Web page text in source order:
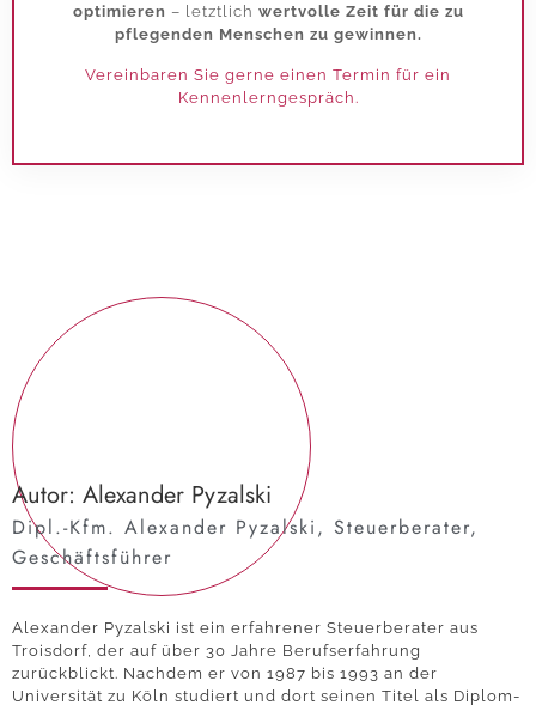
optimieren – letztlich wertvolle Zeit für die zu
pflegenden Menschen zu gewinnen.
Vereinbaren Sie gerne einen Termin für ein
Kennenlerngespräch.
Autor: Alexander Pyzalski
Dipl.-Kfm. Alexander Pyzalski, Steuerberater,
Geschäftsführer
Alexander Pyzalski ist ein erfahrener Steuerberater aus
Troisdorf, der auf über 30 Jahre Berufserfahrung
zurückblickt. Nachdem er von 1987 bis 1993 an der
Universität zu Köln studiert und dort seinen Titel als Diplom-